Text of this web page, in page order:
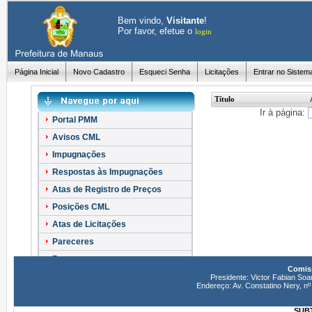
Bem vindo, Visitante!
Por favor, efetue o login
Página Inicial Novo Cadastro Esqueci Senha Licitações Entrar no
Portal PMM
Avisos CML
Impugnações
Respostas às Impugnações
Atas de Registro de Preços
Posições CML
Atas de Licitações
Pareceres
Recursos
Título
Ir à página:
Presidente: Victor Fabian
Endereço: Av. Constatino Nery,